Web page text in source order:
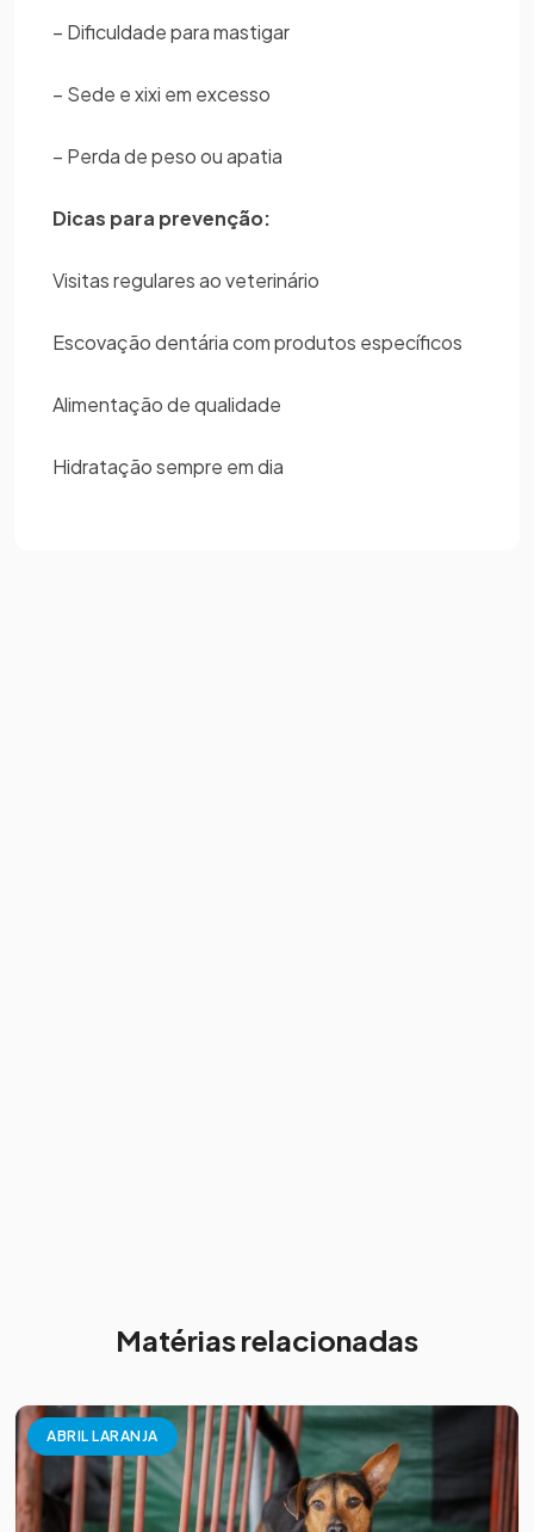
– Dificuldade para mastigar
– Sede e xixi em excesso
– Perda de peso ou apatia
Dicas para prevenção:
Visitas regulares ao veterinário
Escovação dentária com produtos específicos
Alimentação de qualidade
Hidratação sempre em dia
Matérias relacionadas
ABRIL LARANJA